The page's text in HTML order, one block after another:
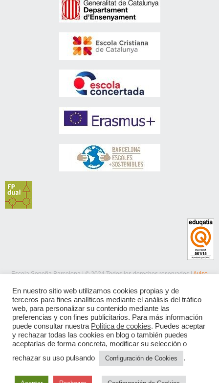
Escola Sopeña Barcelona | © 2024 Todos los derechos reservados |Aviso
En nuestro sitio web utilizamos cookies propias y de
terceros para fines analíticos mediante el análisis del tráfico
web, para personalizar su contenido mediante las
preferencias y con fines publicitarios. Para más información
puede consultar nuestra Política de cookies. Puedes aceptar
y rechazar todas las cookies en blog o también puedes
aceptarlas de forma concreta, modificar su selección o
rechazar su uso pulsando
Configuración de Cookies .